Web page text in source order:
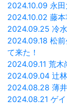
2024.10.09 永田
2024.10.02 藤
2024.09.25 冷
2024.09.18 松
て来た！
2024.09.11 荒
2024.09.04 辻
2024.08.28 薄
2024.08.21 ゲ